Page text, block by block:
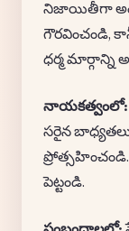
నిజాయితీగా
గౌరవించండి,
ధర్మ మార్గాన్ని
నాయకత్వంలో:
సరైన
పెట్టండి.